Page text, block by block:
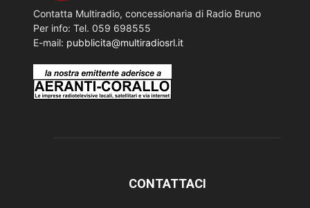
Contatta Multiradio, concessionaria di Radio Bruno
Per info: Tel. 059 698555
E-mail: pubblicita@multiradiosrl.it
CONTATTACI